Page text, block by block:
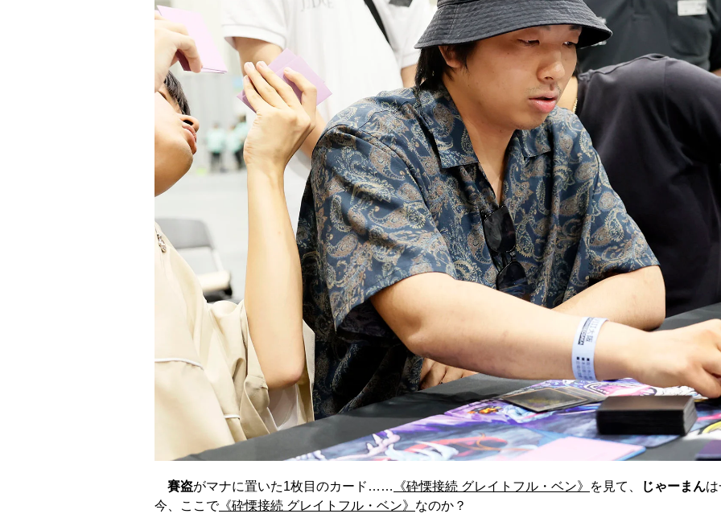
賽盗がマナに置いた1枚目のカード…… 《砕慄接続 グレイトフル・ベン》 を見て、 じゃーまん
今、ここで《砕慄接続 グレイトフル・ベン》 なのか？